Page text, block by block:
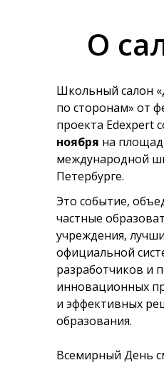
Школьный салон
по сторонам» от
проекта Edexpert
ноября на
международной
Петербурге.
Это событие,
частные
учреждения,
официальной
разработчиков и
инновационных
и эффективных
образования.
Всемирный День
О